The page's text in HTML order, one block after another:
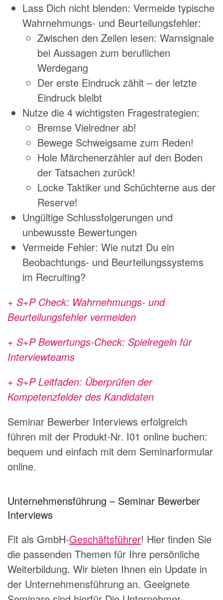
Lass Dich nicht blenden: Vermeide typische
Wahrnehmungs- und Beurteilungsfehler:
Zwischen den Zeilen lesen: Warnsignale
bei Aussagen zum beruflichen
Werdegang
Der erste Eindruck zählt – der letzte
Eindruck bleibt
Nutze die 4 wichtigsten Fragestrategien:
Bremse Vielredner ab!
Bewege Schweigsame zum Reden!
Hole Märchenerzähler auf den Boden
der Tatsachen zurück!
Locke Taktiker und Schüchterne aus der
Reserve!
Ungültige Schlussfolgerungen und
unbewusste Bewertungen
Vermeide Fehler: Wie nutzt Du ein
Beobachtungs- und Beurteilungssystems
im Recruiting?
+ S+P Check: Wahrnehmungs- und
Beurteilungsfehler vermeiden
+ S+P Bewertungs-Check: Spielregeln für
Interviewteams
+ S+P Leitfaden: Überprüfen der
Kompetenzfelder des Kandidaten
Seminar Bewerber Interviews erfolgreich
führen mit der Produkt-Nr. I01 online buchen:
bequem und einfach mit dem Seminarformular
online.
Unternehmensführung – Seminar Bewerber
Interviews
Fit als GmbH-Geschäftsführer! Hier finden Sie
die passenden Themen für Ihre persönliche
Weiterbildung. Wir bieten Ihnen ein Update in
der Unternehmensführung an. Geeignete